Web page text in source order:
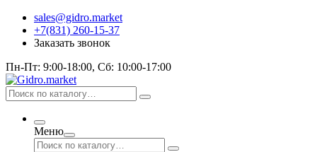
sales@gidro.market
+7(831) 260-15-37
Заказать звонок
Пн-Пт: 9:00-18:00, Сб: 10:00-17:00
Меню